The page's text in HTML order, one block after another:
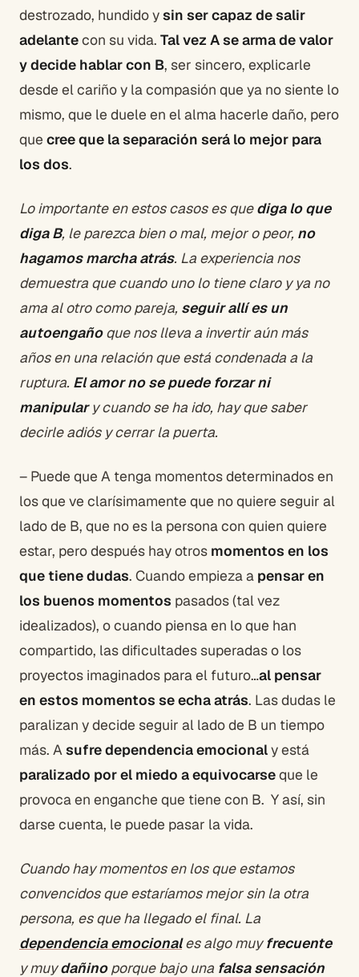
destrozado, hundido ysin ser capaz de salir
adelantecon su vida. Tal vez A se arma de valor
y decide hablar con B, ser sincero, explicarle
desde el cariño y la compasión que ya no siente lo
mismo, que le duele en el alma hacerle daño, pero
que cree que la separación será lo mejor para
los dos.
Lo importante en estos casos es quediga lo que
diga B, le parezca bien o mal, mejor o peor, no
hagamos marcha atrás. La experiencia nos
demuestra que cuando uno lo tiene claro y ya no
ama al otro como pareja, seguir allí es un
autoengañoque nos lleva a invertir aún más
años en una relación que está condenada a la
ruptura. El amor no se puede forzar ni
manipulary cuando se ha ido, hay que saber
decirle adiós y cerrar la puerta.
– Puede que A tenga momentos determinados en
los que ve clarísimamente que no quiere seguir al
lado de B, que no es la persona con quien quiere
estar, pero después hay otros momentos en los
que tiene dudas. Cuando empieza a pensar en
los buenos momentos pasados (tal vez
idealizados), o cuando piensa en lo que han
compartido, las dificultades superadas o los
proyectos imaginados para el futuro…al pensar
en estos momentos se echa atrás. Las dudas le
paralizan y decide seguir al lado de B un tiempo
más. Asufre dependencia emocionaly está
paralizado por el miedo a equivocarseque le
provoca en enganche que tiene con B. Y así, sin
darse cuenta, le puede pasar la vida.
Cuando hay momentos en los que estamos
convencidos que estaríamos mejor sin la otra
persona, es que ha llegado el final. La
dependencia emocionales algo muyfrecuente
y muydañinoporque bajo una falsa sensación